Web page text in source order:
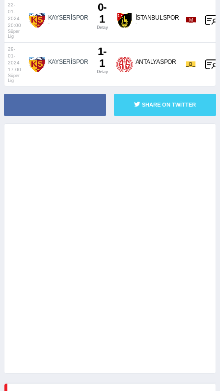
22-
01-
2024
20:00
Süper
Lig
KAYSERİSPOR
-
0-
1
Detay
İSTANBULSPOR
-
_M_
29-
01-
2024
17:00
Süper
Lig
KAYSERİSPOR
-
1-
1
Detay
ANTALYASPOR
-
_B_
SHARE ON TWITTER